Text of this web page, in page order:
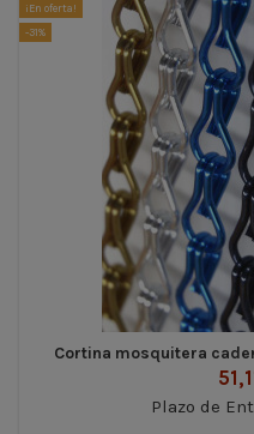
¡En oferta!
-31%
Cortina mosquitera
Plazo de